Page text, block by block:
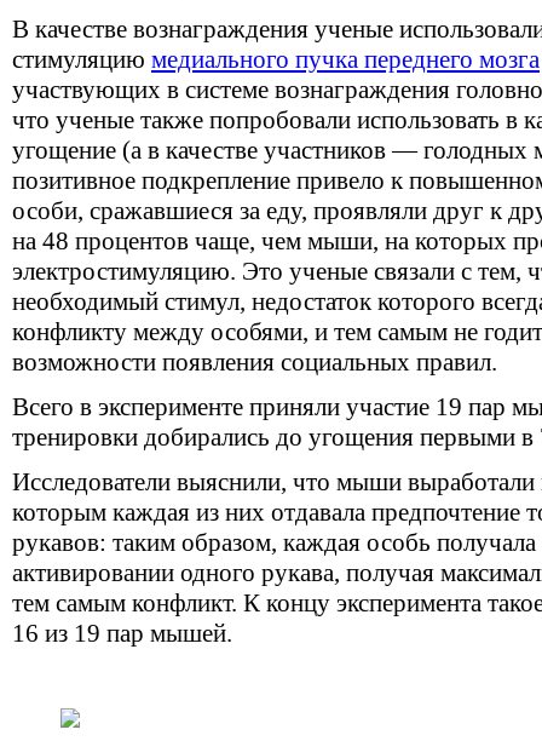
В качестве вознаграждения ученые
стимуляцию медиального пучка переднего мозга
участвующих в системе вознаграждения
что ученые также попробовали использовать в
угощение (а в качестве участников —
позитивное подкрепление привело к
особи, сражавшиеся за еду, проявляли друг к
на 48 процентов чаще, чем мыши, на которых
электростимуляцию. Это ученые связали с тем,
необходимый стимул, недостаток которого
конфликту между особями, и тем самым не
возможности появления социальных правил.
Всего в эксперименте приняли участие 19 пар
тренировки добирались до угощения первыми в
Исследователи выяснили, что мыши выработали
которым каждая из них отдавала предпочтение
рукавов: таким образом, каждая особь
активировании одного рукава, получая
тем самым конфликт. К концу эксперимента
16 из 19 пар мышей.